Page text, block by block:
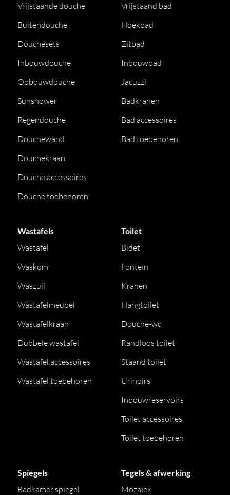
Vrijstaande douche
Buitendouche
Douchesets
Inbouwdouche
Opbouwdouche
Sunshower
Regendouche
Douchewand
Douchekraan
Douche accessoires
Douche toebehoren
Vrijstaand bad
Hoekbad
Zitbad
Inbouwbad
Jacuzzi
Badkranen
Bad accessoires
Bad toebehoren
Wastafels
Wastafel
Waskom
Waszuil
Wastafelmeubel
Wastafelkraan
Dubbele wastafel
Wastafel accessoires
Wastafel toebehoren
Toilet
Bidet
Fontein
Kranen
Hangtoilet
Douche-wc
Randloos toilet
Staand toilet
Urinoirs
Inbouwreservoirs
Toilet accessoires
Toilet toebehoren
Spiegels
Badkamer spiegel
Tegels & afwerking
Mozaiek